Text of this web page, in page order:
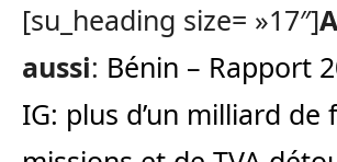
[su_heading size= »17″]
aussi: Bénin – Rapport
IG: plus d’un milliard de